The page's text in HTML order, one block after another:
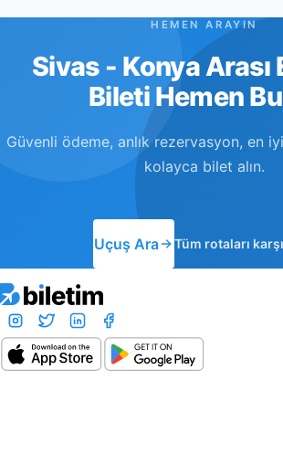
HEMEN ARAYIN
Sivas - Konya Arası
Bileti Hemen
Güvenli ödeme, anlık rezervasyon, en
kolayca bilet alın.
Uçuş Ara Tüm rotaları